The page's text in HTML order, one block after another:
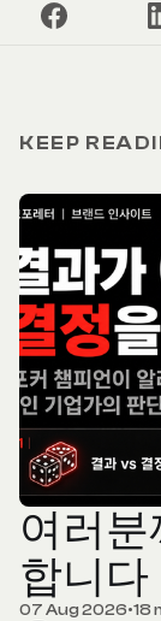
KEEP
여러분
합니다
07 Aug 2026•18